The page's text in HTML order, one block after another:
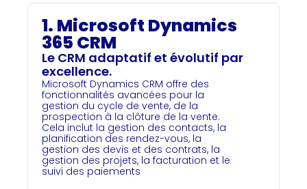
1. Microsoft Dynamics
365 CRM
Le CRM adaptatif et évolutif par
excellence.
Microsoft Dynamics CRM offre des
fonctionnalités avancées pour la
gestion du cycle de vente, de la
prospection à la clôture de la vente.
Cela inclut la gestion des contacts, la
planification des rendez-vous, la
gestion des devis et des contrats, la
gestion des projets, la facturation et le
suivi des paiements